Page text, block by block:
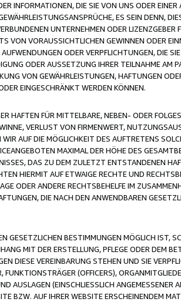
INFORMATIONEN, DIE SIE VON UNS ODER
ES SEIN DENN,
UNTERNEHMEN ODER
VON VORAUSSICHTLICHEN GEWINNEN ODER
ODER VERPFLICHTUNGEN, DIE
ODER AUSSETZUNG IHRER TEILNAHME AM
VON GEWÄHRLEISTUNGEN, HAFTUNGEN
EINGESCHRÄNKT WERDEN KÖNNEN.
HAFTEN FÜR MITTELBARE, NEBEN- ODER
VERLUST VON FIRMENWERT,
AUF DIE MÖGLICHKEIT DES AUFTRETENS
MAXIMAL DER HÖHE DES
DAS ZU DEM ZULETZT ENTSTANDENEN
HIERMIT AUF ETWAIGE RECHTE UND
ODER ANDERE RECHTSBEHELFE IM
DIE NACH DEN ANWENDBAREN
BESTIMMUNGEN MÖGLICH IST,
MIT DER ERSTELLUNG, PFLEGE ODER DEM
DIESE VEREINBARUNG STEHEN UND SIE
(OFFICERS),
AUSLAGEN (EINSCHLIESSLICH ANGEMESSENER
BZW. AUF IHRER WEBSITE ERSCHEINENDEM